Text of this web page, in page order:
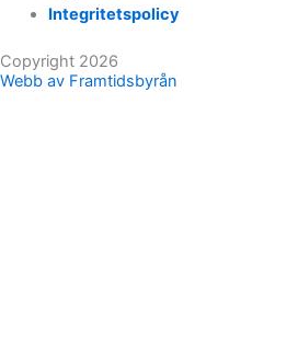
Integritetspolicy
Copyright 2026
Webb av Framtidsbyrån